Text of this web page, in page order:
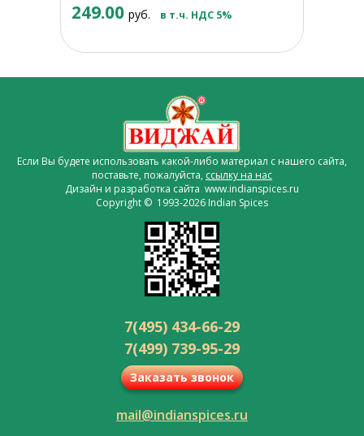
249.00 руб. в т.ч. НДС 5%
Если Вы будете использовать какой-либо материал с нашего сайта,
поставьте, пожалуйста, ссылку на нас
Дизайн и разработка сайта www.indianspices.ru
Copyright © 1993-2026 Indian Spices
7(495) 434-66-29
7(499) 739-95-29
Заказать звонок
mail@indianspices.ru